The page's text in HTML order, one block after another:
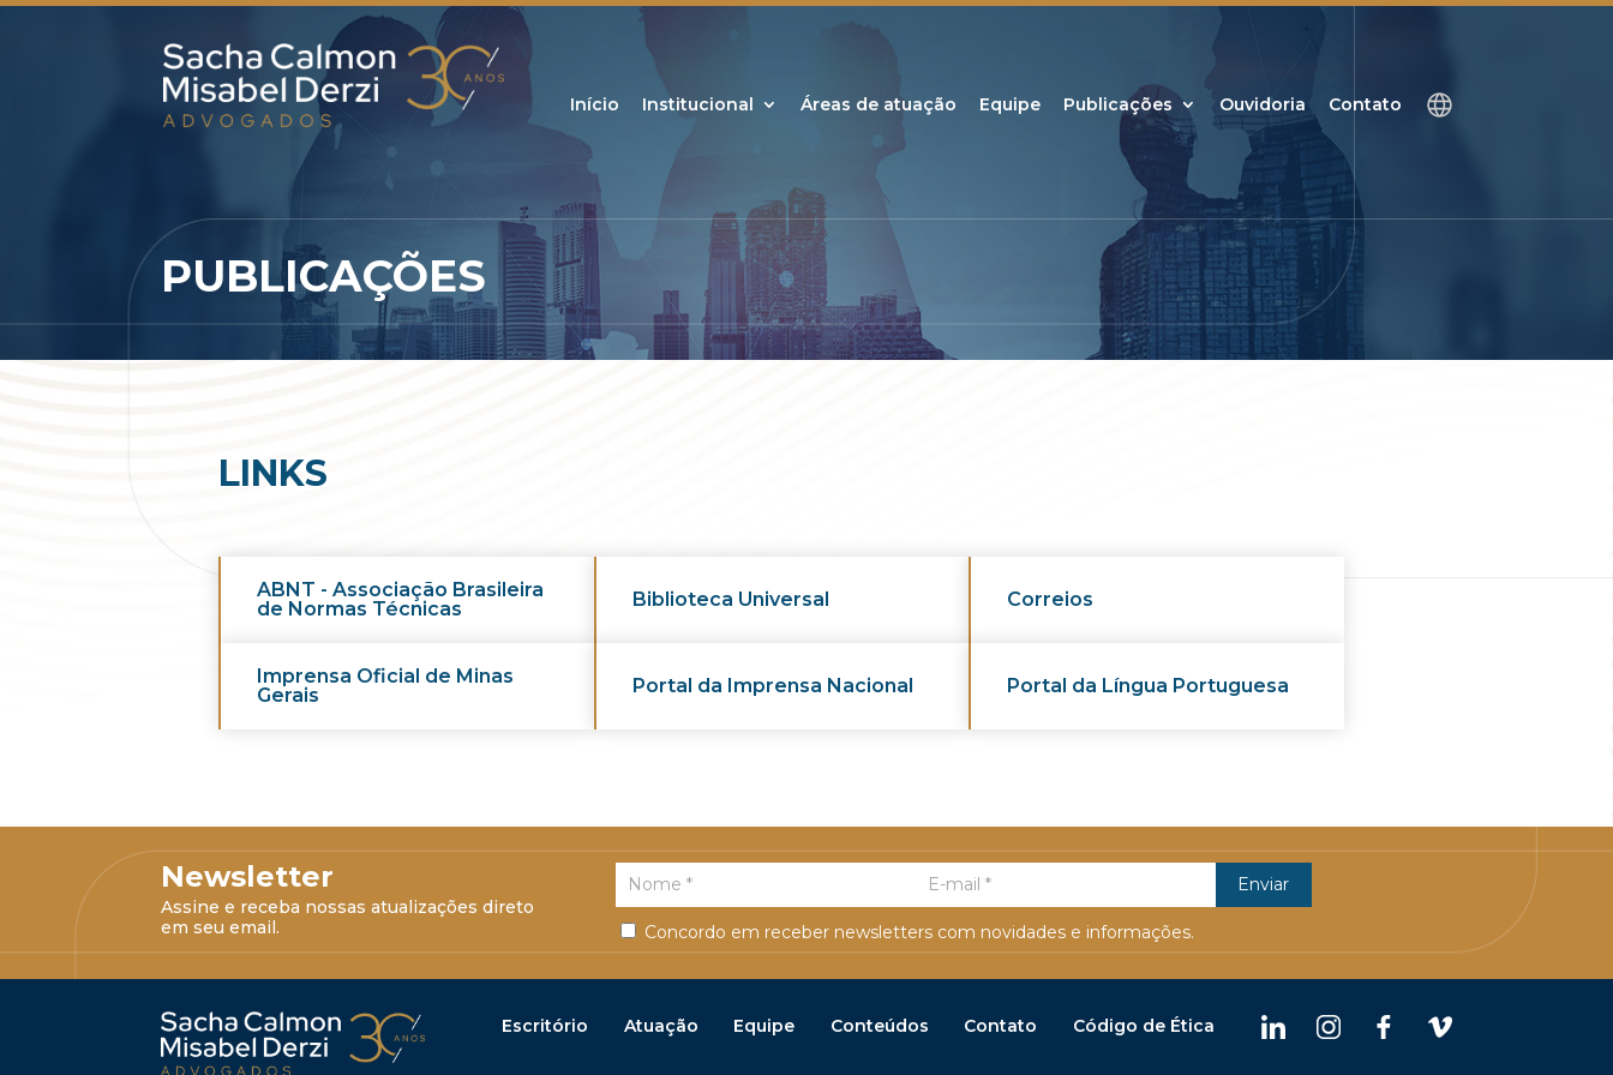
Início Institucional Áreas de atuação Equipe Publicações Ouvidoria Contato
PUBLICAÇÕES
LINKS
ABNT - Associação Brasileira
de Normas Técnicas
Biblioteca Universal Correios
Imprensa Oficial de Minas
Gerais
Portal da Imprensa Nacional Portal da Língua Portuguesa
Newsletter
Assine e receba nossas atualizações direto
em seu email.
Concordo em receber newsletters com novidades e informações.
Escritório Atuação Equipe Conteúdos Contato Código de Ética